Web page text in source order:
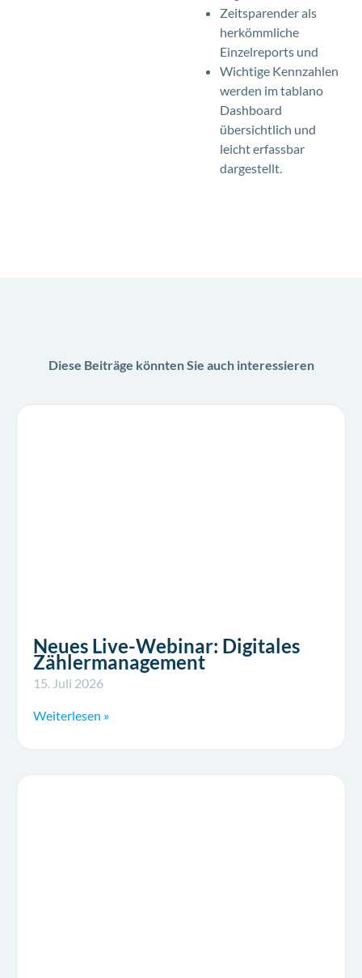
Zeitsparender als
herkömmliche
Einzelreports und
Wichtige Kennzahlen
werden im tablano
Dashboard
übersichtlich und
leicht erfassbar
dargestellt.
Diese Beiträge könnten Sie auch interessieren
Neues Live-Webinar: Digitales
Zählermanagement
15. Juli 2026
Weiterlesen »